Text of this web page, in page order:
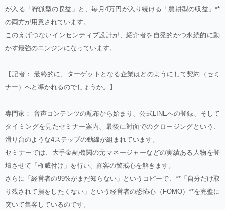
が入る「狩猟型の収益」と、毎月4万円が入り続ける「農耕型の収益」**
の両方が用意されています。
このえげつないインセンティブ設計が、紹介者を自発的かつ永続的に動
かす最強のエンジンになっています。
【記者： 最終的に、ターゲットとなる企業はどのようにして契約（セミ
ナー）へと導かれるのでしょうか。】
専門家： 音声コンテンツの配布から始まり、公式LINEへの登録、そして
タイミングを見たセミナー案内、最後に対面でのクロージングという、
滑り台のような4ステップの動線が組まれています。
セミナーでは、大手金融機関の元マネージャーなどの実績ある人物を登
壇させて「権威付け」を行い、顧客の警戒心を解きます。
さらに「経営者の99%がまだ知らない」というコピーで、**「自分だけ取
り残されて損をしたくない」という経営者の恐怖心（FOMO）**を完璧に
突いて集客しているのです。